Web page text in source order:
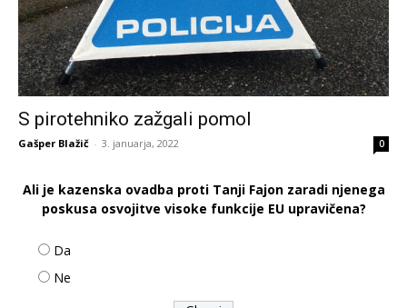
S pirotehniko zažgali pomol
Gašper Blažič - 3. januarja, 2022 0
Ali je kazenska ovadba proti Tanji Fajon zaradi njenega
poskusa osvojitve visoke funkcije EU upravičena?
Da
Ne